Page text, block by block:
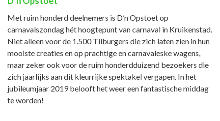
Met ruim honderd deelnemers is D’n Opstoet op
carnavalszondag hét hoogtepunt van carnaval in Kruikenstad.
Niet alleen voor de 1.500 Tilburgers die zich laten zien in hun
mooiste creaties en op prachtige en carnavaleske wagens,
maar zeker ook voor de ruim honderdduizend bezoekers die
zich jaarlijks aan dit kleurrijke spektakel vergapen. In het
jubileumjaar 2019 belooft het weer een fantastische middag
te worden!